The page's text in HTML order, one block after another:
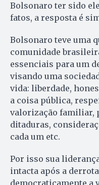
Bolsonaro ter sido
fatos, a resposta é
Bolsonaro teve uma
comunidade
essenciais para um
visando uma
vida: liberdade,
a coisa pública,
valorização familiar,
ditaduras,
cada um etc.
Por isso sua
intacta após a